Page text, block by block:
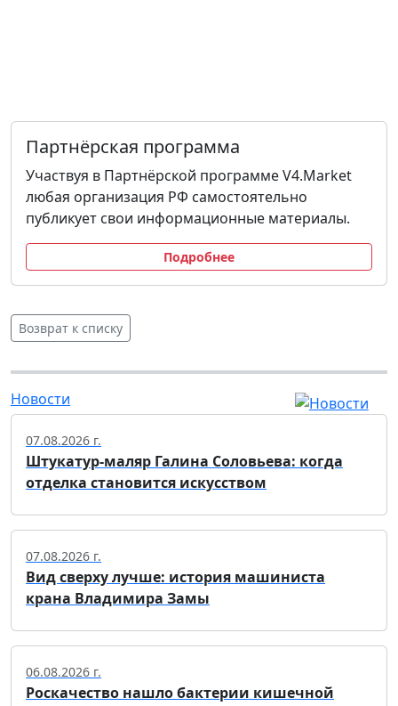
Партнёрская программа
Участвуя в Партнёрской программе V4.Market
любая организация РФ самостоятельно
публикует свои информационные материалы.
Подробнее
Возврат к списку
Новости
07.08.2026 г.
Штукатур-маляр Галина Соловьева: когда
отделка становится искусством
07.08.2026 г.
Вид сверху лучше: история машиниста
крана Владимира Замы
06.08.2026 г.
Роскачество нашло бактерии кишечной